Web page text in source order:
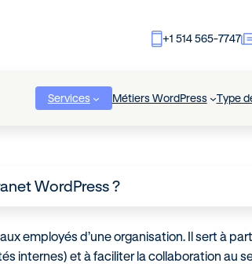
+1 514 565-7747
Services Métiers WordPress Type
WordPress ?
employés d’une organisation. Il sert à
internes) et à faciliter la collaboration au